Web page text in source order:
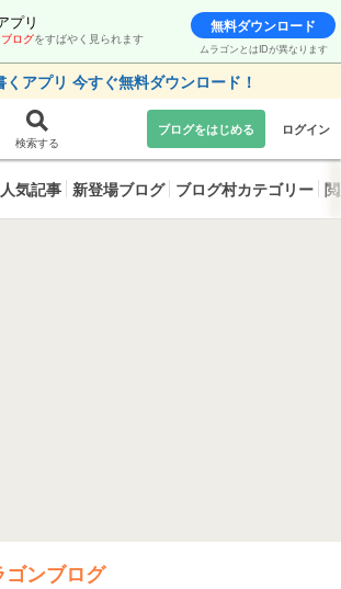
プリ
ログをすばやく見られます
無料ダウンロード
ムラゴンとはIDが異なります
くアプリ 今すぐ無料ダウンロード！
検索する
ブログをはじめる ログイン
人気記事 新登場ブログ ブログ村カテゴリー
ンブログ